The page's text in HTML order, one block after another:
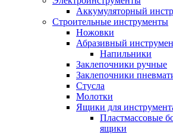
Аккумуляторный
Строительные инструменты
Ножовки
Абразивный
Напильники
Заклепочники ручные
Заклепочники
Стусла
Молотки
Ящики для
Пластмассовые
ящики